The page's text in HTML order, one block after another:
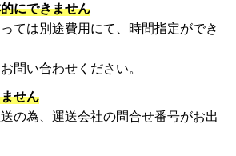
にできません
ては別途費用にて、時間指定ができ
問い合わせください。
せん
の為、運送会社の問合せ番号がお出